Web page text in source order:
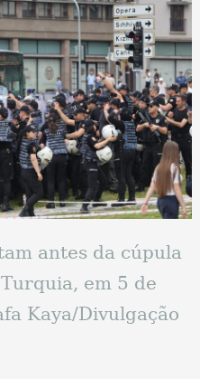
antes da cúpula
em 5 de
Kaya/Divulgação